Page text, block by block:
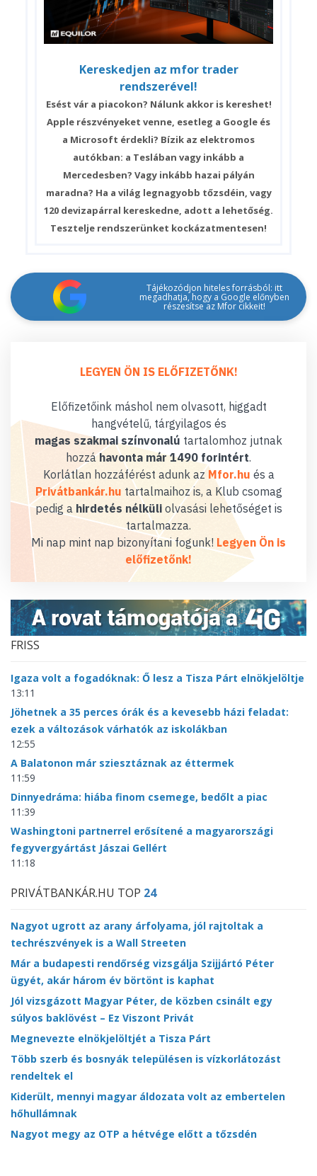
Kereskedjen az mfor trader
rendszerével!
Esést vár a piacokon? Nálunk akkor is kereshet!
Apple részvényeket venne, esetleg a Google és
a Microsoft érdekli? Bízik az elektromos
autókban: a Teslában vagy inkább a
Mercedesben? Vagy inkább hazai pályán
maradna? Ha a világ legnagyobb tőzsdéin, vagy
120 devizapárral kereskedne, adott a lehetőség.
Tesztelje rendszerünket kockázatmentesen!
Tájékozódjon hiteles forrásból: itt
megadhatja, hogy a Google előnyben
részesítse az Mfor cikkeit!
LEGYEN ÖN IS ELŐFIZETŐNK!
Előfizetőink máshol nem olvasott, higgadt
hangvételű, tárgyilagos és
magas szakmai színvonalú tartalomhoz jutnak
hozzáhavonta már 1490 forintért.
Korlátlan hozzáférést adunk az Mfor.hu és a
Privátbankár.hu tartalmaihoz is, a Klub csomag
pedig a hirdetés nélküliolvasási lehetőséget is
tartalmazza.
Mi nap mint nap bizonyítani fogunk! Legyen Ön is
előfizetőnk!
FRISS
Igaza volt a fogadóknak: Ő lesz a Tisza Párt elnökjelöltje
13:11
Jöhetnek a 35 perces órák és a kevesebb házi feladat:
ezek a változások várhatók az iskolákban
12:55
A Balatonon már sziesztáznak az éttermek
11:59
Dinnyedráma: hiába finom csemege, bedőlt a piac
11:39
Washingtoni partnerrel erősítené a magyarországi
fegyvergyártást Jászai Gellért
11:18
PRIVÁTBANKÁR.HU TOP 24
Nagyot ugrott az arany árfolyama, jól rajtoltak a
techrészvények is a Wall Streeten
Már a budapesti rendőrség vizsgálja Szijjártó Péter
ügyét, akár három év börtönt is kaphat
Jól vizsgázott Magyar Péter, de közben csinált egy
súlyos baklövést – Ez Viszont Privát
Megnevezte elnökjelöltjét a Tisza Párt
Több szerb és bosnyák településen is vízkorlátozást
rendeltek el
Kiderült, mennyi magyar áldozata volt az embertelen
hőhullámnak
Nagyot megy az OTP a hétvége előtt a tőzsdén